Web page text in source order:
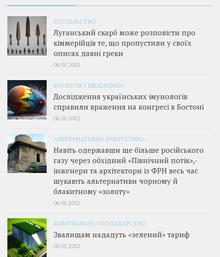
СУСПІЛЬСТВО
Луганський скарб може розповісти про
кіммерійців те, що пропустили у своїх
описах давні греки
06.01.2012
БІОЛОГІЯ І МЕДИЦИНА
Дослідження українських імунологів
справили враження на конгресі в Бостоні
06.01.2012
АЛЬТЕРНАТИВНА ЕНЕРГЕТИКА
Навіть одержавши ще більше російського
газу через обхідний «Північний потік»,­
інженери та архітектори із ФРН весь час
шукають альтернативи чорному й
блакитному «золоту»
06.01.2012
КОМУНАЛЬНЕ ГОСПОДАРСТВО
Звалищам нададуть «зелений» тариф
05.01.2012